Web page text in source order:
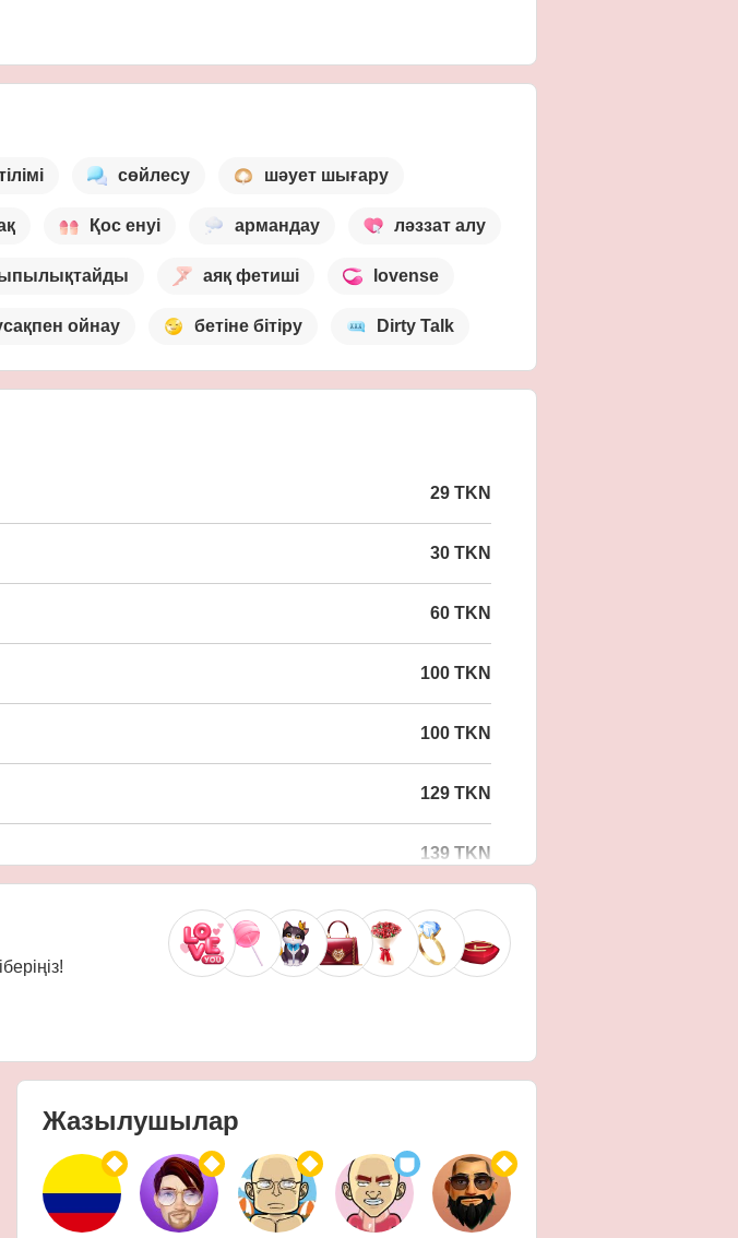
сөйлесу шәует шығару
Қос енуі армандау ләззат алу
аяқ фетиші lovense
ойнау бетіне бітіру Dirty Talk
29 TKN
30 TKN
60 TKN
100 TKN
100 TKN
129 TKN
139 TKN
Жазылушылар